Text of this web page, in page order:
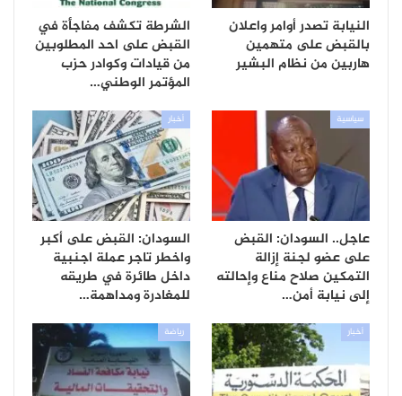
النيابة تصدر أوامر واعلان
بالقبض على متهمين
هاربين من نظام البشير
الشرطة تكشف مفاجأة في
القبض على احد المطلوبين
من قيادات وكوادر حزب
المؤتمر الوطني…
سياسية
عاجل.. السودان: القبض
على عضو لجنة إزالة
التمكين صلاح مناع وإحالته
إلى نيابة أمن…
أخبار
السودان: القبض على أكبر
واخطر تاجر عملة اجنبية
داخل طائرة في طريقه
للمغادرة ومداهمة…
أخبار رياضة